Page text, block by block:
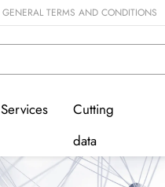
GENERAL TERMS AND CONDITIONS
Services
Cutting
data